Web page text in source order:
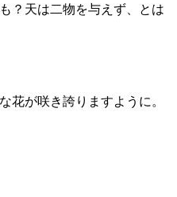
？天は二物を与えず、とは
花が咲き誇りますように。